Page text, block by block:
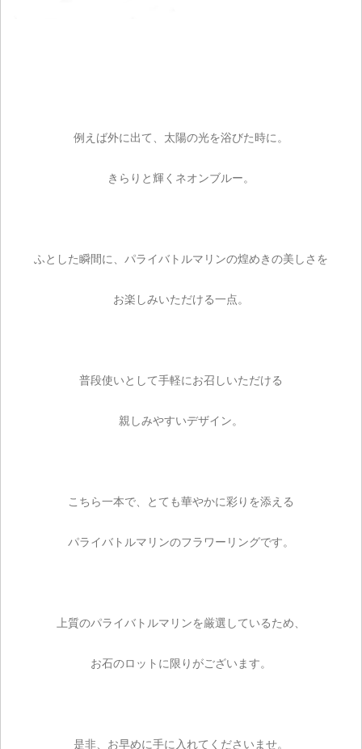
例えば外に出て、太陽の光を浴びた時に。
きらりと輝くネオンブルー。
ふとした瞬間に、パライバトルマリンの煌めきの美しさを
お楽しみいただける一点。
普段使いとして手軽にお召しいただける
親しみやすいデザイン。
こちら一本で、とても華やかに彩りを添える
パライバトルマリンのフラワーリングです。
上質のパライバトルマリンを厳選しているため、
お石のロットに限りがございます。
是非、お早めに手に入れてくださいませ。